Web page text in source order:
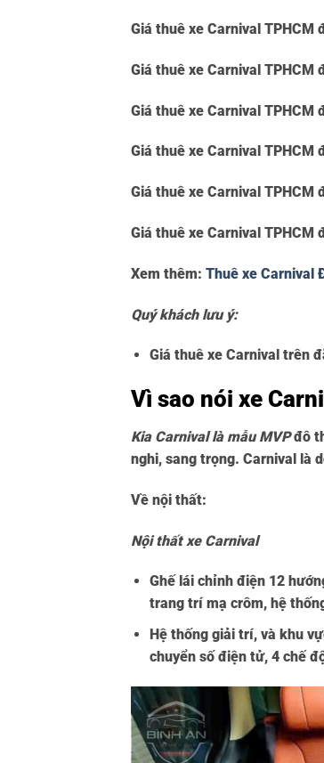
Giá thuê xe Carnival TPHCM
Giá thuê xe Carnival TPHCM
Giá thuê xe Carnival TPHCM
Giá thuê xe Carnival TPHCM
Giá thuê xe Carnival TPHCM
Giá thuê xe Carnival TPHCM
Xem thêm: Thuê xe Carnival
Quý khách lưu ý:
Giá thuê xe Carnival trên
Vì sao nói xe
Kia Carnival là mẫu MVPđô
nghi, sang trọng. Carnival là
Về nội thất:
Nội thất xe Carnival
Ghế lái chỉnh điện 12
trang trí mạ crôm, hệ
Hệ thống giải trí, và khu
chuyển số điện tử, 4 chế